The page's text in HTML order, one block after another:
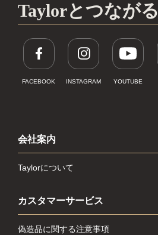
Taylorとつながる
FACEBOOK INSTAGRAM YOUTUBE
会社案内
Taylorについて
カスタマーサービス
偽造品に関する注意事項